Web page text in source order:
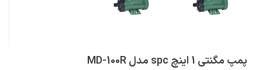
پمپ مگنتی 1 اینچ spc مدل MD-100R